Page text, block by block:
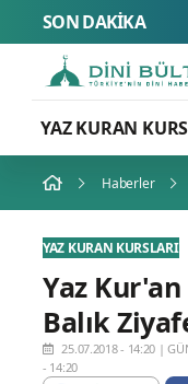
SON DAKİKA
YAZ KURAN
Haberler
YAZ KURAN KURSLARI
Yaz
Balık
25.07.2018 - 14:20 |
- 14:20